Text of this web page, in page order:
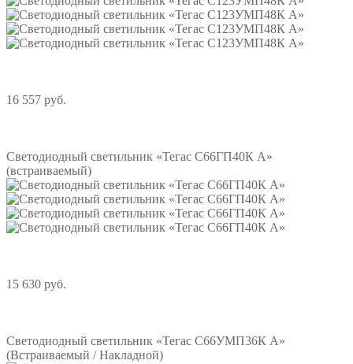
16 557 руб.
Светодиодный светильник «Тегас С66ГП40К А»
(встраиваемый)
15 630 руб.
Светодиодный светильник «Тегас С66УМП36К А»
(Встраиваемый / Накладной)